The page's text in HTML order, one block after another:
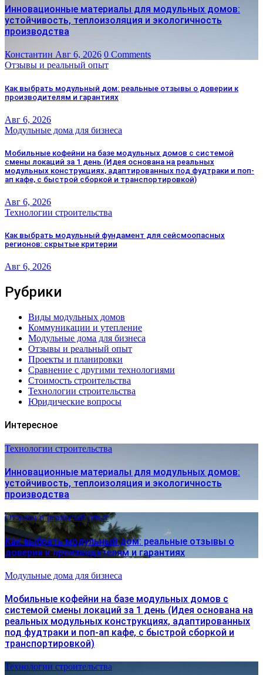
Инновационные материалы для модульных домов:
устойчивость, теплоизоляция и экологичность
производства
Константин Авг 6, 2026 0 Comments
Отзывы и реальный опыт
Как выбрать модульный дом: реальные отзывы о доверии к
производителям и гарантиях
Авг 6, 2026
Модульные дома для бизнеса
Мобильные кофейни на базе модульных домов с системой
смены локаций за 1 день (Идея основана на реальных
модульных конструкциях, адаптированных под фудтраки и поп-
ап кафе, с быстрой сборкой и транспортировкой)
Авг 6, 2026
Технологии строительства
Как выбрать модульный фундамент для сейсмоопасных
регионов: скрытые критерии
Авг 6, 2026
Рубрики
Виды модульных домов
Коммуникации и утепление
Модульные дома для бизнеса
Отзывы и реальный опыт
Проекты и планировки
Сравнение с другими технологиями
Стоимость строительства
Технологии строительства
Юридические вопросы
Интересное
Технологии строительства
Инновационные материалы для модульных домов:
устойчивость, теплоизоляция и экологичность
производства
Отзывы и реальный опыт
Как выбрать модульный дом: реальные отзывы о
доверии к производителям и гарантиях
Модульные дома для бизнеса
Мобильные кофейни на базе модульных домов с
системой смены локаций за 1 день (Идея основана на
реальных модульных конструкциях, адаптированных
под фудтраки и поп-ап кафе, с быстрой сборкой и
транспортировкой)
Технологии строительства